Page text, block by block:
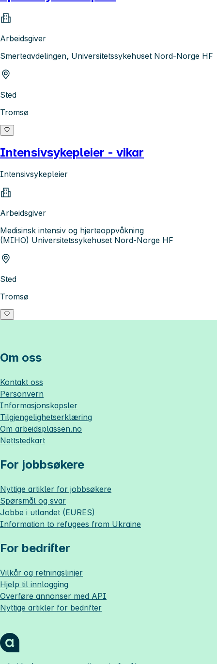
Arbeidsgiver
Smerteavdelingen, Universitetssykehuset Nord-Norge HF
Sted
Tromsø
Intensivsykepleier - vikar
Intensivsykepleier
Arbeidsgiver
Medisinsk intensiv og hjerteoppvåkning
(MIHO) Universitetssykehuset Nord-Norge HF
Sted
Tromsø
Om oss
Kontakt oss
Personvern
Informasjonskapsler
Tilgjengelighetserklæring
Om arbeidsplassen.no
Nettstedkart
For jobbsøkere
Nyttige artikler for jobbsøkere
Spørsmål og svar
Jobbe i utlandet (EURES)
Information to refugees from Ukraine
For bedrifter
Vilkår og retningslinjer
Hjelp til innlogging
Overføre annonser med API
Nyttige artikler for bedrifter